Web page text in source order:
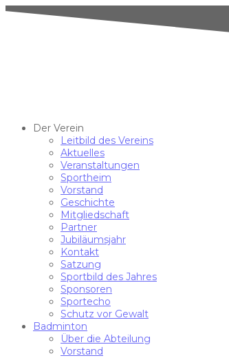
Der Verein
Leitbild des Vereins
Aktuelles
Veranstaltungen
Sportheim
Vorstand
Geschichte
Mitgliedschaft
Partner
Jubiläumsjahr
Kontakt
Satzung
Sportbild des Jahres
Sponsoren
Sportecho
Schutz vor Gewalt
Badminton
Über die Abteilung
Vorstand